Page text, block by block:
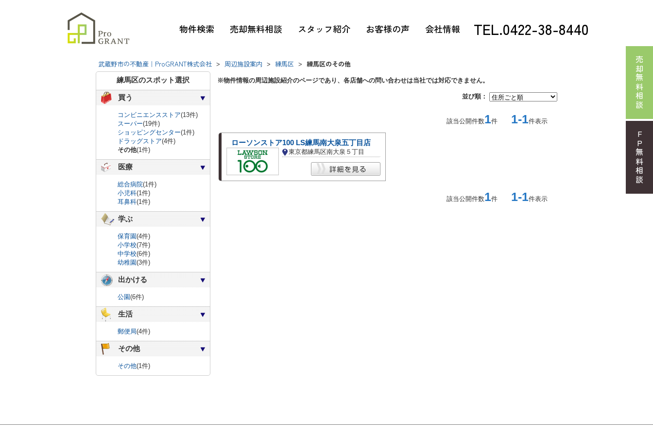
物件検索 売却無料相談 スタッフ紹介 お客様の声 会社情報 TEL.0422-38-8440
武蔵野市の不動産｜ProGRANT株式会社 > 周辺施設案内 > 練馬区 > 練馬区のその他
※物件情報の周辺施設紹介のページであり、各店舗への問い合わせは当社では対応できません。
並び順：
該当公開件数1件 1-1件表示
ローソンストア100 LS練馬南大泉五丁目店
東京都練馬区南大泉５丁目
該当公開件数1件 1-1件表示
練馬区のスポット選択
買う
コンビニエンスストア(13件)
スーパー(19件)
ショッピングセンター(1件)
ドラッグストア(4件)
その他(1件)
医療
総合病院(1件)
小児科(1件)
耳鼻科(1件)
学ぶ
保育園(4件)
小学校(7件)
中学校(6件)
幼稚園(3件)
出かける
公園(6件)
生活
郵便局(4件)
その他
その他(1件)
売却無料相談
FP無料相談